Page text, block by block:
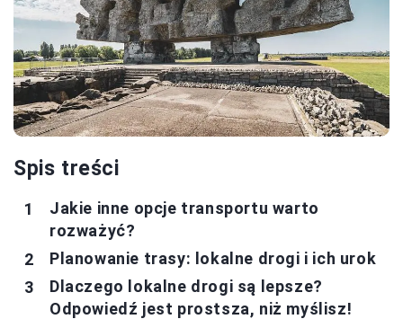
Spis treści
Jakie inne opcje transportu warto
rozważyć?
Planowanie trasy: lokalne drogi i ich urok
Dlaczego lokalne drogi są lepsze?
Odpowiedź jest prostsza, niż myślisz!